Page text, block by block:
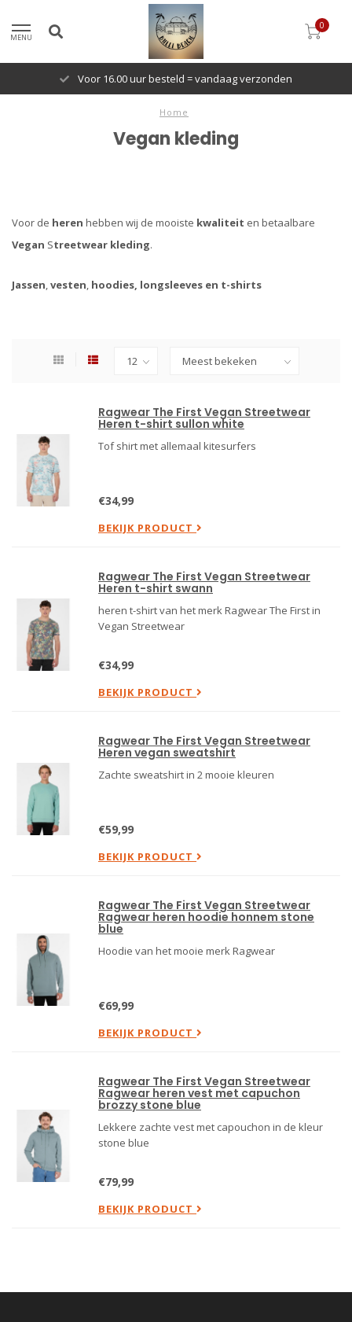
MENU
0
Voor 16.00 uur besteld = vandaag verzonden
Home
Vegan kleding
Voor de heren hebben wij de mooiste kwaliteit en betaalbare
Vegan Streetwear kleding.
Jassen,vesten, hoodies, longsleeves en t-shirts
Ragwear The First Vegan Streetwear
Heren t-shirt sullon white
Tof shirt met allemaal kitesurfers
€34,99
BEKIJK PRODUCT
Ragwear The First Vegan Streetwear
Heren t-shirt swann
heren t-shirt van het merk Ragwear The First in
Vegan Streetwear
€34,99
BEKIJK PRODUCT
Ragwear The First Vegan Streetwear
Heren vegan sweatshirt
Zachte sweatshirt in 2 mooie kleuren
€59,99
BEKIJK PRODUCT
Ragwear The First Vegan Streetwear
Ragwear heren hoodie honnem stone
blue
Hoodie van het mooie merk Ragwear
€69,99
BEKIJK PRODUCT
Ragwear The First Vegan Streetwear
Ragwear heren vest met capuchon
brozzy stone blue
Lekkere zachte vest met capouchon in de kleur
stone blue
€79,99
BEKIJK PRODUCT